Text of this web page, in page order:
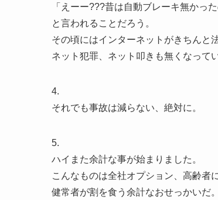
「えーー???昔は自動ブレーキ無かっ
と言われることだろう。
その頃にはインターネットがきちんと
ネット犯罪、ネット叩きも無くなって
4.
それでも事故は減らない、絶対に。
5.
ハイまた余計な事が始まりました。
こんなものは全社オプション、高齢者
健常者が割を食う余計なおせっかいだ。